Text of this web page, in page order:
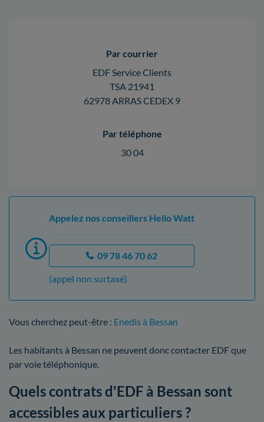
Par courrier
EDF Service Clients
TSA 21941
62978 ARRAS CEDEX 9
Par téléphone
30 04
Appelez nos conseillers Hello Watt
09 78 46 70 62
(appel non surtaxé)
Vous cherchez peut-être : Enedis à Bessan
Les habitants à Bessan ne peuvent donc contacter EDF que
par voie téléphonique.
Quels contrats d'EDF à Bessan sont
accessibles aux particuliers ?